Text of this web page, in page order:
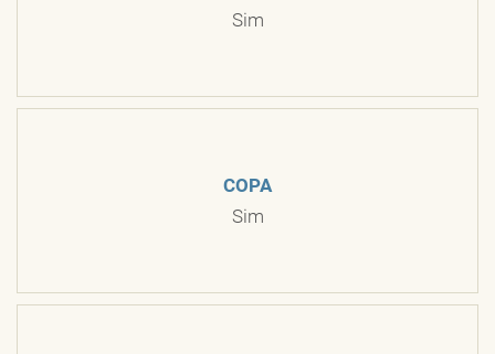
Sim
COPA
Sim